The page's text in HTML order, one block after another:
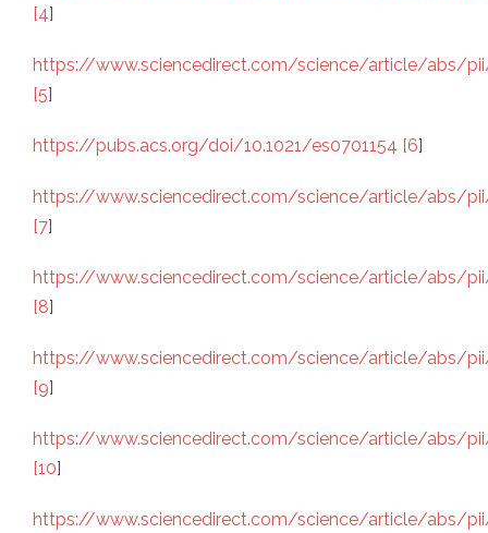
[4]
https://www.sciencedirect.com/science/article/abs/
[5]
https://pubs.acs.org/doi/10.1021/es0701154 [6]
https://www.sciencedirect.com/science/article/abs/
[7]
https://www.sciencedirect.com/science/article/abs/
[8]
https://www.sciencedirect.com/science/article/abs/
[9]
https://www.sciencedirect.com/science/article/abs/
[10]
https://www.sciencedirect.com/science/article/abs/